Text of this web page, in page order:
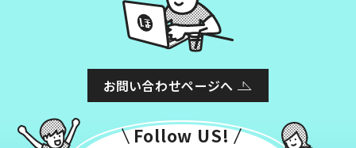
お問い合わせページへ
Follow US!